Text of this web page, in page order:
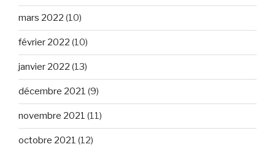
mars 2022 (10)
février 2022 (10)
janvier 2022 (13)
décembre 2021 (9)
novembre 2021 (11)
octobre 2021 (12)